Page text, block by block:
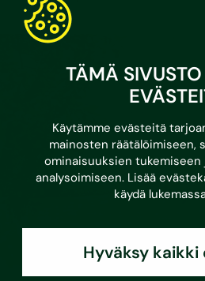
TÄMÄ
Käytämme evästeitä
mainosten räätälöimiseen,
ominaisuuksien tukemiseen
analysoimiseen. Lisää
käydä
Hyväksy